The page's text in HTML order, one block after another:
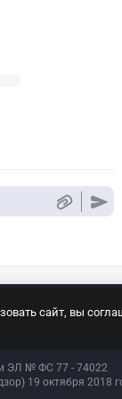
ЭЛ № ФС 77 - 74022
19 октября 2018
сайт, вы